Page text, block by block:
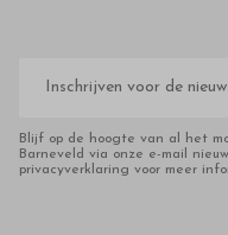
mailadres
Blijf op de hoogte van al het
Barneveld via onze e-mail
privacyverklaring voor meer